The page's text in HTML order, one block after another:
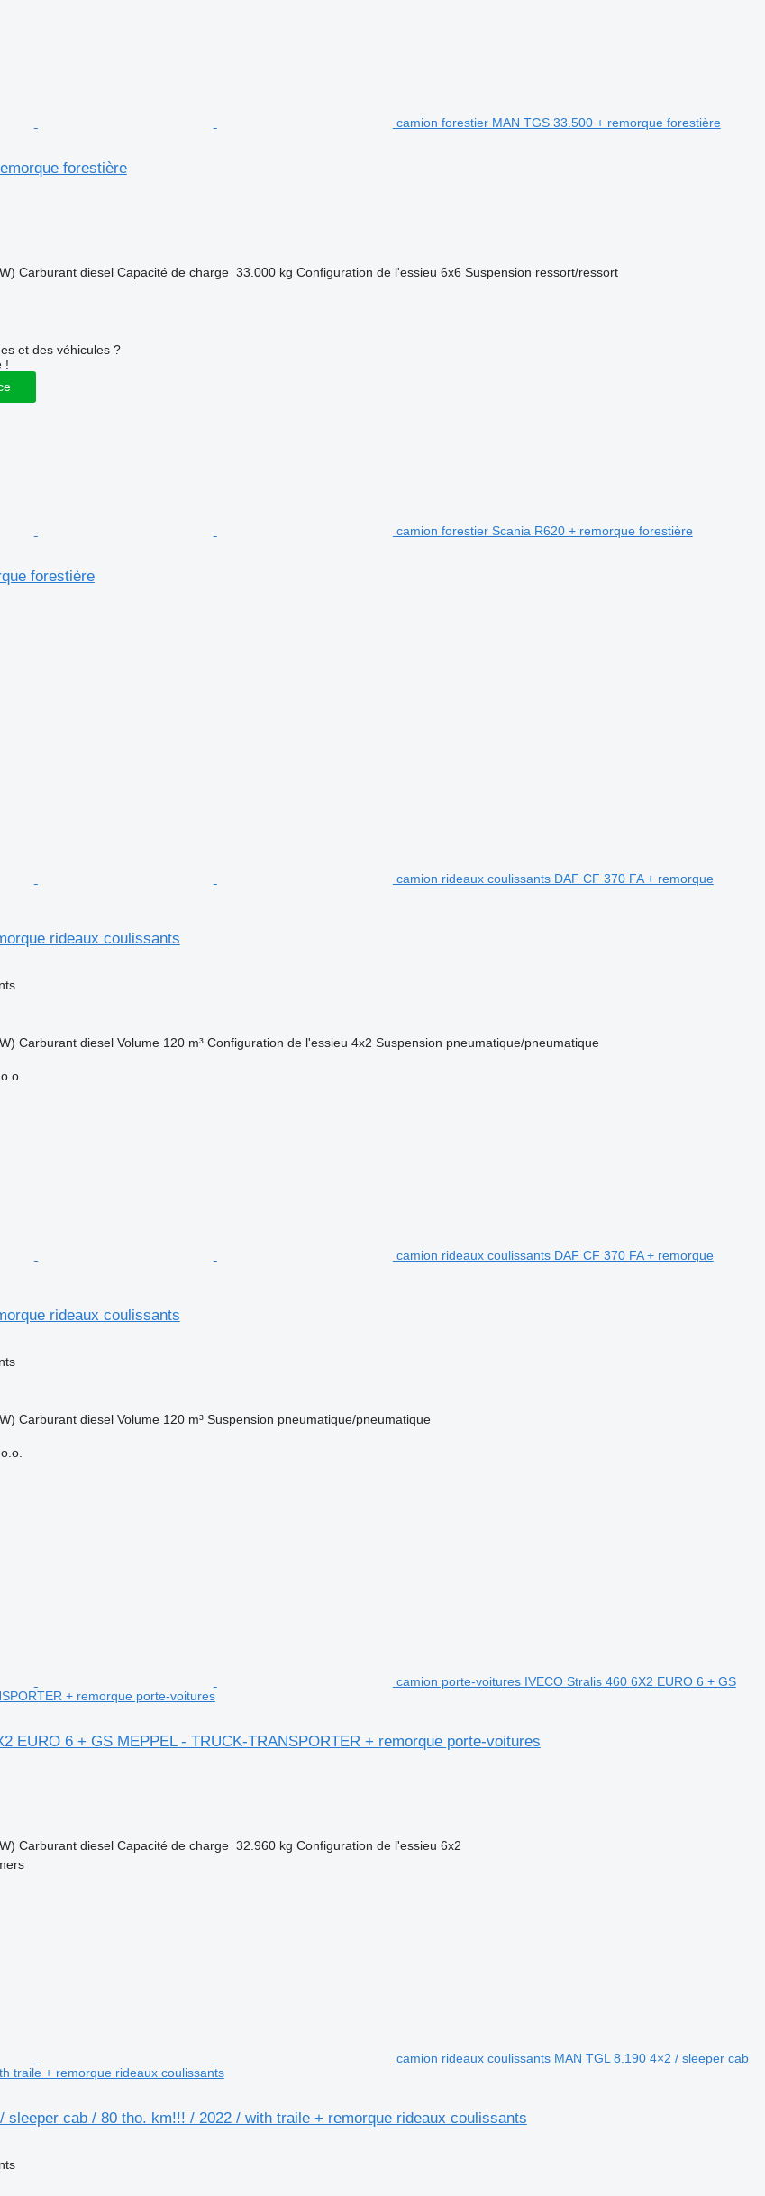
camion forestier MAN TGS 33.500 + remorque forestière
forestière
Carburant diesel Capacité de charge 33.000 kg Configuration de l'essieu 6x6 Suspension ressort/ressort
et des véhicules ?
!
camion forestier Scania R620 + remorque forestière
forestière
camion rideaux coulissants DAF CF 370 FA + remorque
rideaux coulissants
Carburant diesel Volume 120 m³ Configuration de l'essieu 4x2 Suspension pneumatique/pneumatique
camion rideaux coulissants DAF CF 370 FA + remorque
rideaux coulissants
Carburant diesel Volume 120 m³ Suspension pneumatique/pneumatique
camion porte-voitures IVECO Stralis 460 6X2 EURO 6 + GS
+ remorque porte-voitures
EURO 6 + GS MEPPEL - TRUCK-TRANSPORTER + remorque porte-voitures
Carburant diesel Capacité de charge 32.960 kg Configuration de l'essieu 6x2
camion rideaux coulissants MAN TGL 8.190 4×2 / sleeper cab
traile + remorque rideaux coulissants
sleeper cab / 80 tho. km!!! / 2022 / with traile + remorque rideaux coulissants